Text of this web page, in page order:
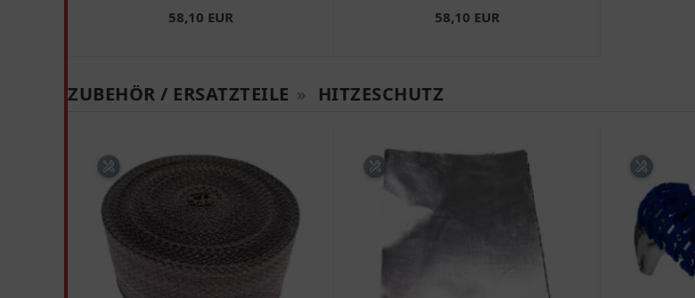
58,10 EUR 58,10 EUR
ZUBEHÖR / ERSATZTEILE » HITZESCHUTZ